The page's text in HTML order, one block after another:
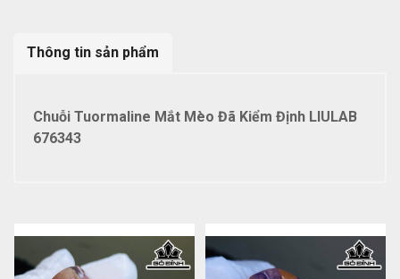
Thông tin sản phẩm
Chuỗi Tuormaline Mắt Mèo Đã Kiểm Định LIULAB
676343